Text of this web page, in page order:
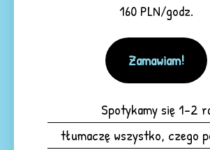
160 PLN/godz.
Zamawiam!
Spotykamy się 1-2
tłumaczę wszystko, czego